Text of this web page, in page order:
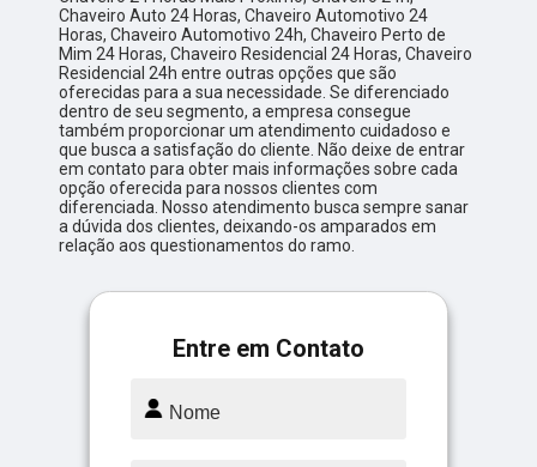
Chaveiro Auto 24 Horas, Chaveiro Automotivo 24
Horas, Chaveiro Automotivo 24h, Chaveiro Perto de
Mim 24 Horas, Chaveiro Residencial 24 Horas, Chaveiro
Residencial 24h entre outras opções que são
oferecidas para a sua necessidade. Se diferenciado
dentro de seu segmento, a empresa consegue
também proporcionar um atendimento cuidadoso e
que busca a satisfação do cliente. Não deixe de entrar
em contato para obter mais informações sobre cada
opção oferecida para nossos clientes com
diferenciada. Nosso atendimento busca sempre sanar
a dúvida dos clientes, deixando-os amparados em
relação aos questionamentos do ramo.
Entre em Contato